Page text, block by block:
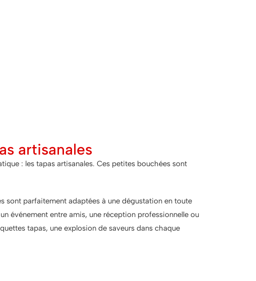
artisanales
: les tapas artisanales. Ces petites bouchées sont
sont parfaitement adaptées à une dégustation en toute
événement entre amis, une réception professionnelle ou
tapas, une explosion de saveurs dans chaque